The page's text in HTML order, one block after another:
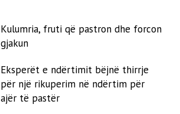
Kulumria, fruti që pastron dhe forcon
gjakun
Eksperët e ndërtimit bëjnë thirrje
për një rikuperim në ndërtim për
ajër të pastër